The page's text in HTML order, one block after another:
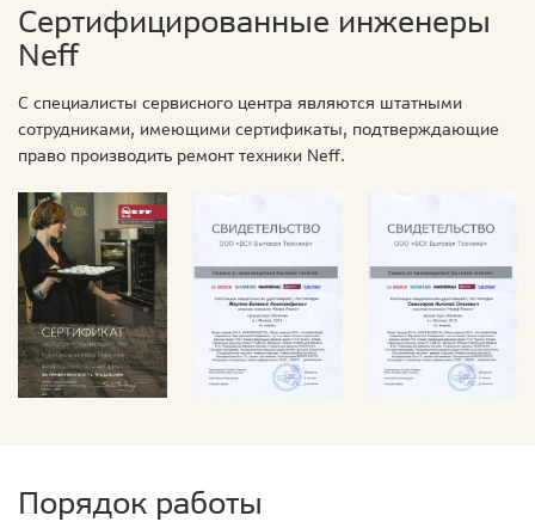
Сертифицированные инженеры
Neff
С специалисты сервисного центра являются штатными
сотрудниками, имеющими сертификаты, подтверждающие
право производить ремонт техники Neff.
Порядок работы